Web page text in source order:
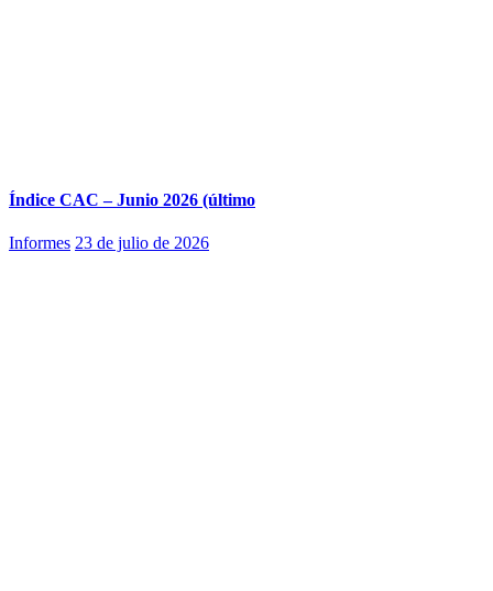
Índice CAC – Junio 2026 (último
Informes 23 de julio de 2026